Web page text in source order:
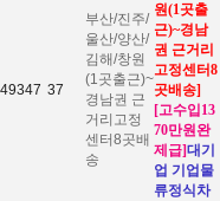
49347 37
부산/진주/
울산/양산/
김해/창원
(1곳출근)~
경남권 근
거리고정
센터8곳배
송
원(1곳출
근)~경남
권 근거리
고정센터8
곳배송]
[고수입13
70만원완
제급]대기
업 기업물
류정식차